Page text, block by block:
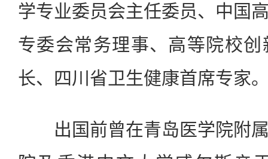
学专业委员会主任委员、中国
专委会常务理事、高等院校
长、四川省卫生健康首席专家
出国前曾在青岛医学院附属